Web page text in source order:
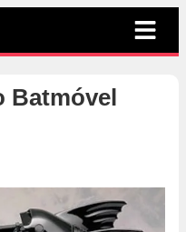
Batmóvel